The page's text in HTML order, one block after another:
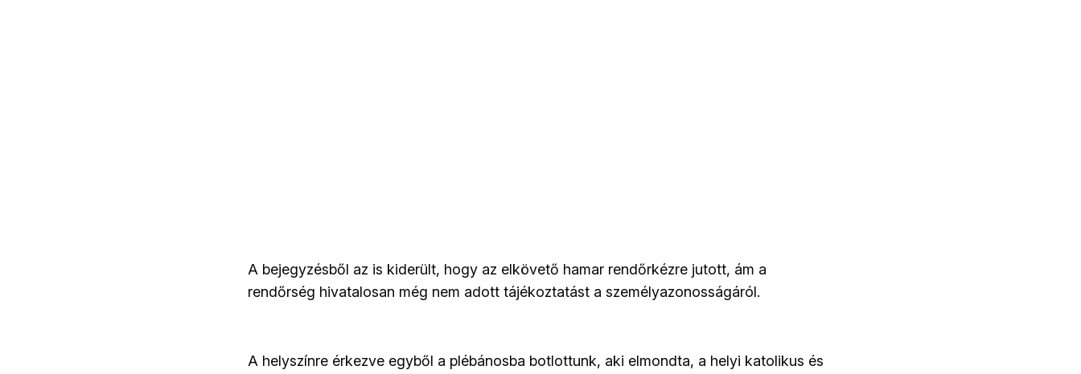
A bejegyzésből az is kiderült, hogy az elkövető hamar rendőrkézre jutott, ám a
rendőrség hivatalosan még nem adott tájékoztatást a személyazonosságáról.
A helyszínre érkezve egyből a plébánosba botlottunk, aki elmondta, a helyi katolikus és